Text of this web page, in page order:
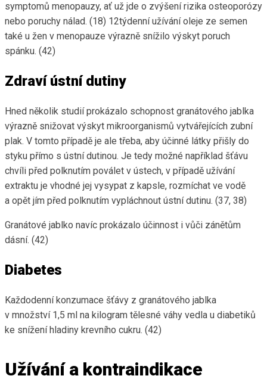
symptomů menopauzy, ať už jde o zvýšení rizika osteoporózy
nebo poruchy nálad. (18) 12týdenní užívání oleje ze semen
také u žen v menopauze výrazně snížilo výskyt poruch
spánku. (42)
Zdraví ústní dutiny
Hned několik studií prokázalo schopnost granátového jablka
výrazně snižovat výskyt mikroorganismů vytvářejících zubní
plak. V tomto případě je ale třeba, aby účinné látky přišly do
styku přímo s ústní dutinou. Je tedy možné například šťávu
chvíli před polknutím poválet v ústech, v případě užívání
extraktu je vhodné jej vysypat z kapsle, rozmíchat ve vodě
a opět jím před polknutím vypláchnout ústní dutinu. (37, 38)
Granátové jablko navíc prokázalo účinnost i vůči zánětům
dásní. (42)
Diabetes
Každodenní konzumace šťávy z granátového jablka
v množství 1,5 ml na kilogram tělesné váhy vedla u diabetiků
ke snížení hladiny krevního cukru. (42)
Užívání a kontraindikace